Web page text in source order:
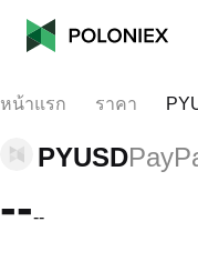
หน้าแรก ราคา
PYUSD
----